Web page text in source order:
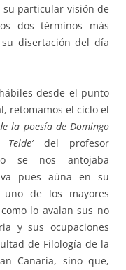
su particular visión de
dos términos más
disertación del día
desde el punto
retomamos el ciclo el
la poesía de Domingo
del profesor
se nos antojaba
pues aúna en su
de los mayores
lo avalan sus no
y sus ocupaciones
de Filología de la
Canaria, sino que,